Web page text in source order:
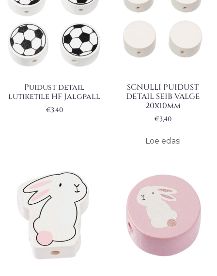
Puidust detail
lutiketile HF Jalgpall
€3,40
SCNULLI PUIDUST
DETAIL SEIB VALGE
20x10mm
€3,40
Loe edasi